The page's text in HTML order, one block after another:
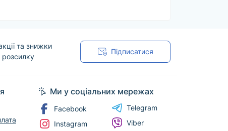
і витратних матеріалів важливо
наявність і організувати доставку
знайти потрібний товар.
та знижки
розсилку
Підписатися
Ми у соціальних мережах
Facebook
Instagram
Telegram
Viber